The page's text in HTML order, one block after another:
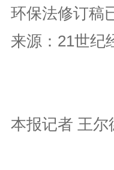
环保法修订稿
来源：21世纪
本报记者 王尔